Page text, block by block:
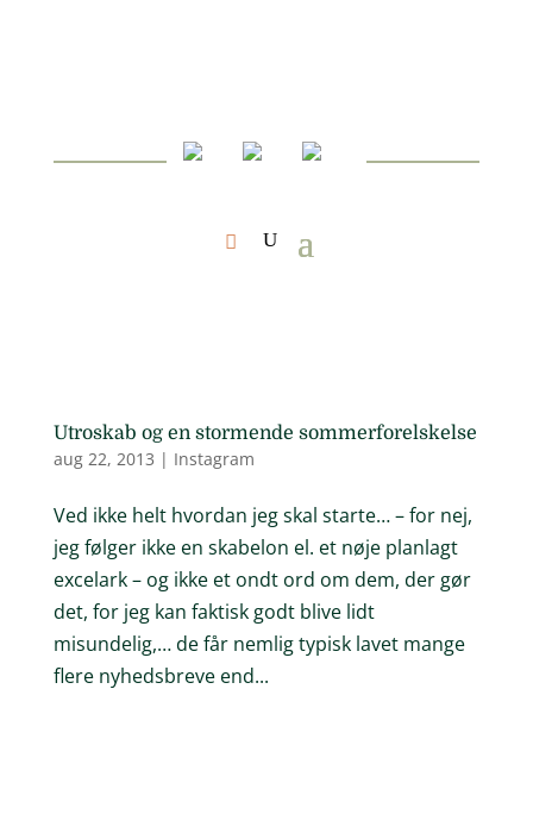
Utroskab og en stormende sommerforelskelse
aug 22, 2013 | Instagram
Ved ikke helt hvordan jeg skal starte… – for nej,
jeg følger ikke en skabelon el. et nøje planlagt
excelark – og ikke et ondt ord om dem, der gør
det, for jeg kan faktisk godt blive lidt
misundelig,… de får nemlig typisk lavet mange
flere nyhedsbreve end...